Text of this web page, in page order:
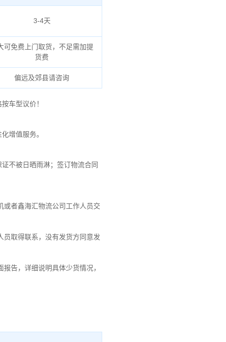
3-4天
可免费上门取货，不足需加提
货费
偏远及郊县请咨询
车型议价！
增值服务。
不被日晒雨淋；签订物流合同
或者鑫海汇物流公司工作人员交
员取得联系，没有发货方同意发
告，详细说明具体少货情况，